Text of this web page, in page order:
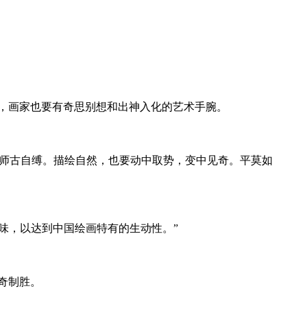
家也要有奇思别想和出神入化的艺术手腕。
古自缚。描绘自然，也要动中取势，变中见奇。平莫如
，以达到中国绘画特有的生动性。”
制胜。